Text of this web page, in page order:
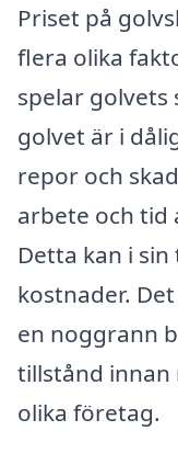
Priset på
flera olika
spelar golvets
golvet är i
repor och
arbete och tid
Detta kan i
kostnader.
en noggrann
tillstånd
olika företag.